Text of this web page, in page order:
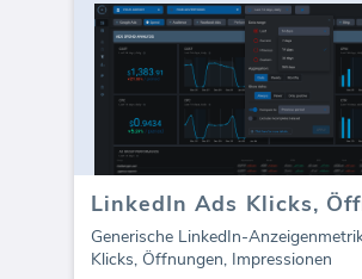
Generische LinkedIn-
Klicks, Öffnungen, Impressionen